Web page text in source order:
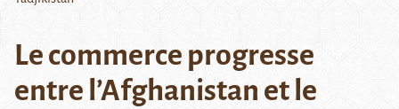
Le commerce progresse
entre l’Afghanistan et le